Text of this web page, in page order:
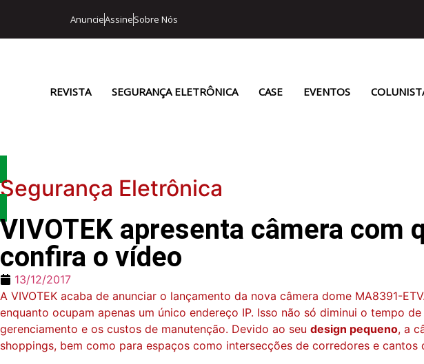
AnuncieAssineSobre Nós
REVISTA SEGURANÇA ELETRÔNICA CASE EVENTOS
Segurança Eletrônica
VIVOTEK apresenta câmera com
confira o vídeo
13/12/2017
A VIVOTEK acaba de anunciar o lançamento da nova câmera dome MA8391-
enquanto ocupam apenas um único endereço IP. Isso não só diminui o tempo
gerenciamento e os custos de manutenção. Devido ao seu design pequeno, a
shoppings, bem como para espaços como intersecções de corredores e cantos